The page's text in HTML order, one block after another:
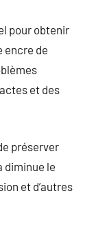
pour obtenir
encre de
et des
préserver
diminue le
et d’autres